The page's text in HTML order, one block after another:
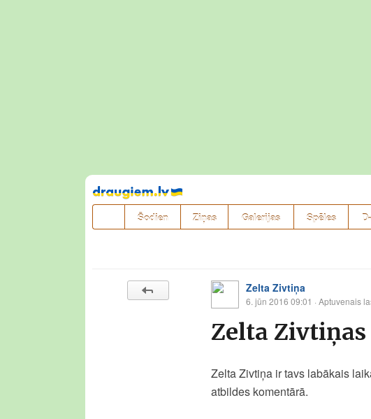
Pāriet
uz
saturu
Šodien Ziņas Galerijas Spēles
Zelta Zivtiņa
6. jūn 2016 09:01 · Aptuvenais
Zelta
Zelta Zivtiņa ir tavs labākais
atbildes komentārā.